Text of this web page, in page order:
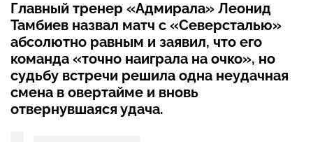
Главный тренер «Адмирала» Леонид
Тамбиев назвал матч с «Северсталью»
абсолютно равным и заявил, что его
команда «точно наиграла на очко», но
судьбу встречи решила одна неудачная
смена в овертайме и вновь
отвернувшаяся удача.